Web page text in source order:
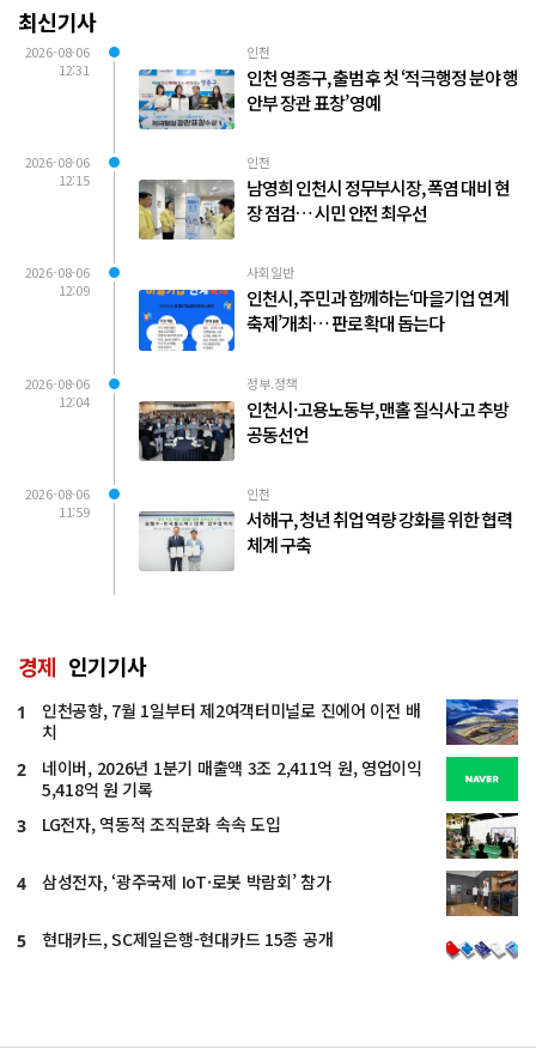
최신기사
2026-08-06
12:31
인천
인천 영종구, 출범 후 첫 ‘적극행정 분야 행
안부 장관 표창’ 영예
2026-08-06
12:15
인천
남영희 인천시 정무부시장, 폭염 대비 현
장 점검… 시민 안전 최우선
2026-08-06
12:09
사회일반
인천시, 주민과 함께하는‘마을기업 연계
축제’개최… 판로 확대 돕는다
2026-08-06
12:04
정부.정책
인천시·고용노동부, 맨홀 질식사고 추방
공동선언
2026-08-06
11:59
인천
서해구, 청년 취업 역량 강화를 위한 협력
체계 구축
경제 인기기사
1
인천공항, 7월 1일부터 제2여객터미널로 진에어 이전 배
치
2
네이버, 2026년 1분기 매출액 3조 2,411억 원, 영업이익
5,418억 원 기록
3 LG전자, 역동적 조직문화 속속 도입
4 삼성전자, ‘광주국제 IoT·로봇 박람회’ 참가
5 현대카드, SC제일은행-현대카드 15종 공개